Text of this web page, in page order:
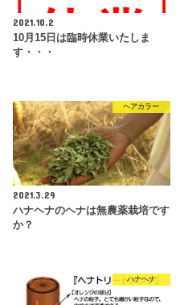
2021.10.2
10月15日は臨時休業いたしま
す・・・
ヘアカラー
2021.3.29
ハナヘナのヘナは無農薬栽培です
か？
ハナヘナ